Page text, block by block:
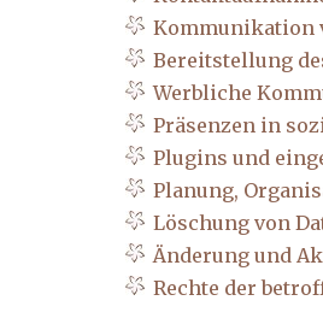
Kommunikation
Bereitstellung
Werbliche
Präsenzen in
Plugins und
Planung,
Löschung von
Änderung und
Rechte der